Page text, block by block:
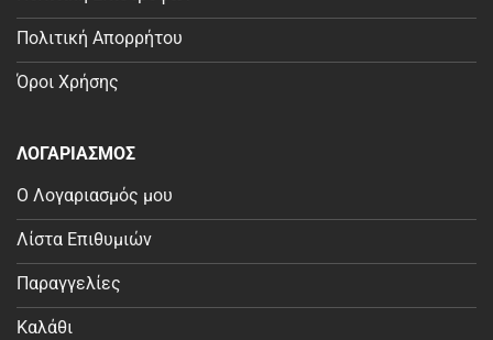
Πολιτική Απορρήτου
Όροι Χρήσης
ΛΟΓΑΡΙΑΣΜΟΣ
Ο Λογαριασμός μου
Λίστα Επιθυμιών
Παραγγελίες
Καλάθι